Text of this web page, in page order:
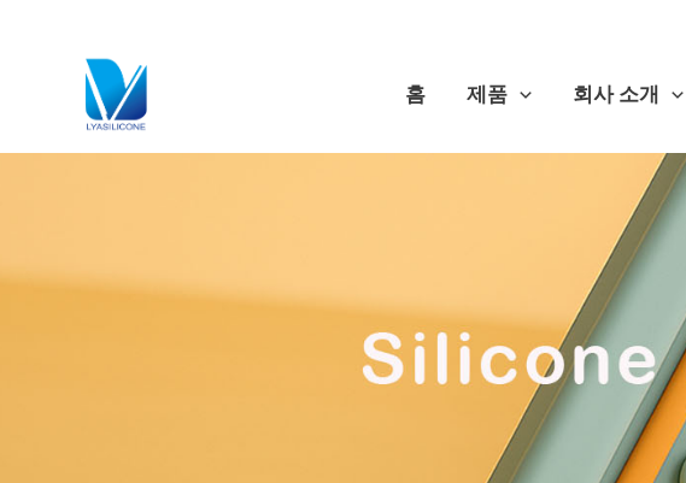
홈 제품 회사 소개